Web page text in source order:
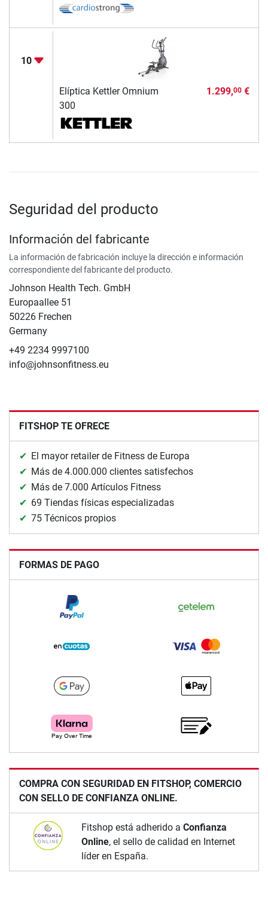
10
Elíptica Kettler Omnium
300
1.299,00€
Seguridad del producto
Información del fabricante
La información de fabricación incluye la dirección e información
correspondiente del fabricante del producto.
Johnson Health Tech. GmbH
Europaallee 51
50226 Frechen
Germany
+49 2234 9997100
info@johnsonfitness.eu
FITSHOP TE OFRECE
El mayor retailer de Fitness de Europa
Más de 4.000.000 clientes satisfechos
Más de 7.000 Artículos Fitness
69 Tiendas físicas especializadas
75 Técnicos propios
FORMAS DE PAGO
COMPRA CON SEGURIDAD EN FITSHOP, COMERCIO
CON SELLO DE CONFIANZA ONLINE.
Fitshop está adherido a Confianza
Online, el sello de calidad en Internet
líder en España.